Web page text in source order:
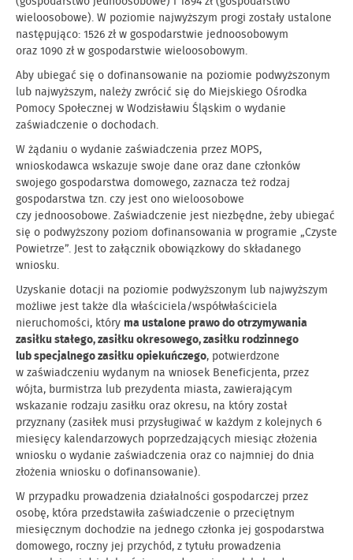
wieloosobowe). W poziomie najwyższym progi zostały ustalone
następująco: 1526 zł w gospodarstwie jednoosobowym
oraz 1090 zł w gospodarstwie wieloosobowym.
Aby ubiegać się o dofinansowanie na poziomie podwyższonym
lub najwyższym, należy zwrócić się do Miejskiego Ośrodka
Pomocy Społecznej w Wodzisławiu Śląskim o wydanie
zaświadczenie o dochodach.
W żądaniu o wydanie zaświadczenia przez MOPS,
wnioskodawca wskazuje swoje dane oraz dane członków
swojego gospodarstwa domowego, zaznacza też rodzaj
gospodarstwa tzn. czy jest ono wieloosobowe
czy jednoosobowe. Zaświadczenie jest niezbędne, żeby ubiegać
się o podwyższony poziom dofinansowania w programie „Czyste
Powietrze”. Jest to załącznik obowiązkowy do składanego
wniosku.
Uzyskanie dotacji na poziomie podwyższonym lub najwyższym
możliwe jest także dla właściciela/współwłaściciela
nieruchomości, który ma ustalone prawo do otrzymywania
zasiłku stałego, zasiłku okresowego, zasiłku rodzinnego
lub specjalnego zasiłku opiekuńczego, potwierdzone
w zaświadczeniu wydanym na wniosek Beneficjenta, przez
wójta, burmistrza lub prezydenta miasta, zawierającym
wskazanie rodzaju zasiłku oraz okresu, na który został
przyznany (zasiłek musi przysługiwać w każdym z kolejnych 6
miesięcy kalendarzowych poprzedzających miesiąc złożenia
wniosku o wydanie zaświadczenia oraz co najmniej do dnia
złożenia wniosku o dofinansowanie).
W przypadku prowadzenia działalności gospodarczej przez
osobę, która przedstawiła zaświadczenie o przeciętnym
miesięcznym dochodzie na jednego członka jej gospodarstwa
domowego, roczny jej przychód, z tytułu prowadzenia